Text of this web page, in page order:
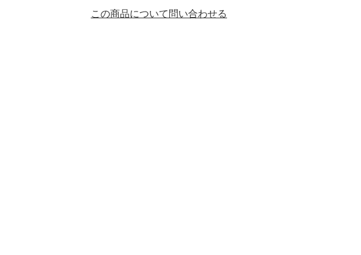
この商品について問い合わせる